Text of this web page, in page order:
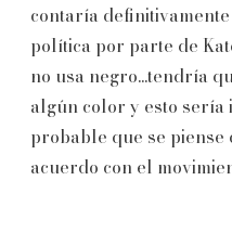
contaría
política por parte de
no usa negro...tendría
algún color y esto sería
probable que se piense
acuerdo con el